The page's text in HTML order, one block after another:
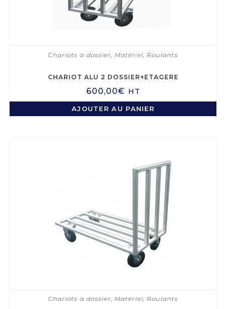
Chariots à dossier, Matériel, Roulants
CHARIOT ALU 2 DOSSIER+ETAGERE
600,00€ HT
AJOUTER AU PANIER
Chariots à dossier Matériel Roulants